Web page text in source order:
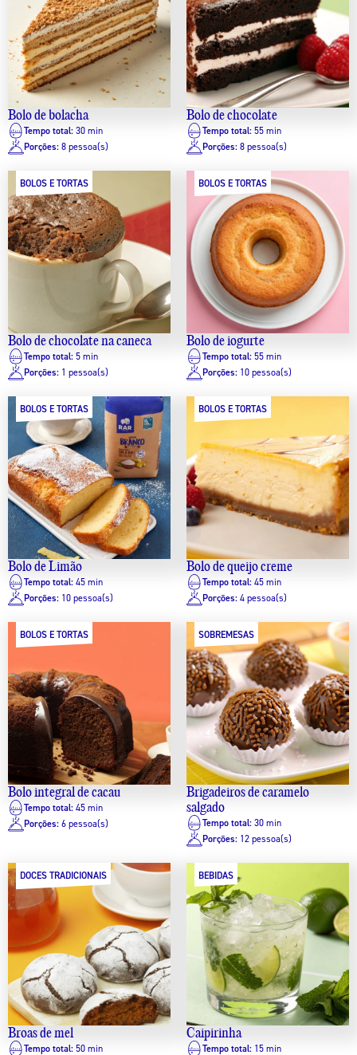
Bolo de bolacha
Tempo total: 30 min
Porções: 8 pessoa(s)
Bolo de chocolate
Tempo total: 55 min
Porções: 8 pessoa(s)
BOLOS E TORTAS
Bolo de chocolate na caneca
Tempo total: 5 min
Porções: 1 pessoa(s)
BOLOS E TORTAS
Bolo de iogurte
Tempo total: 55 min
Porções: 10 pessoa(s)
BOLOS E TORTAS
Bolo de Limão
Tempo total: 45 min
Porções: 10 pessoa(s)
BOLOS E TORTAS
Bolo de queijo creme
Tempo total: 45 min
Porções: 4 pessoa(s)
BOLOS E TORTAS
Bolo integral de cacau
Tempo total: 45 min
Porções: 6 pessoa(s)
SOBREMESAS
Brigadeiros de caramelo
salgado
Tempo total: 30 min
Porções: 12 pessoa(s)
DOCES TRADICIONAIS
Broas de mel
Tempo total: 50 min
BEBIDAS
Caipirinha
Tempo total: 15 min